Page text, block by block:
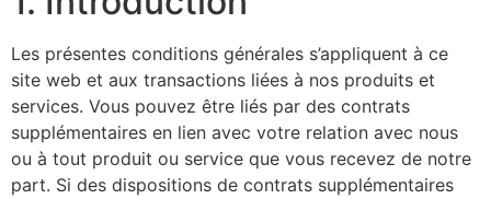
Les présentes conditions générales s’appliquent à ce
site web et aux transactions liées à nos produits et
services. Vous pouvez être liés par des contrats
supplémentaires en lien avec votre relation avec nous
ou à tout produit ou service que vous recevez de notre
part. Si des dispositions de contrats supplémentaires